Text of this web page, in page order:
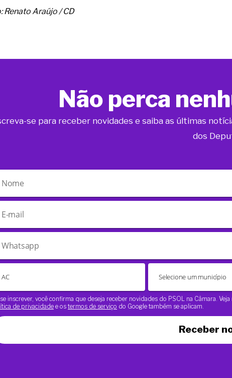
Renato Araújo / CD
Não perca
se para receber novidades e saiba as últimas
dos
inscrever, você confirma que deseja receber novidades do PSOL na Câmara. Veja
de privacidade e os termos de serviço do Google também se aplicam.
Receber